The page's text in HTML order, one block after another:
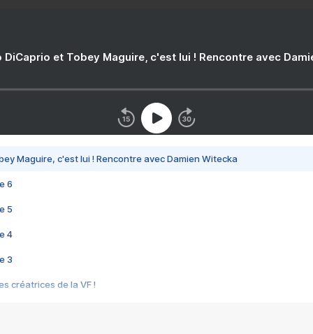
DiCaprio et Tobey Maguire, c'est lui ! Rencontre avec
Maguire, c'est lui ! Rencontre avec Damien Witecka
6
5
4
3
créatrices de la VF !